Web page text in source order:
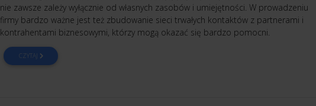
nie zawsze zależy wyłącznie od własnych zasobów i umiejętności. W prowadzeniu
firmy bardzo ważne jest też zbudowanie sieci trwałych kontaktów z partnerami i
kontrahentami biznesowymi, którzy mogą okazać się bardzo pomocni.
CZYTAJ